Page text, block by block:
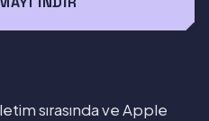
sırasında ve Apple